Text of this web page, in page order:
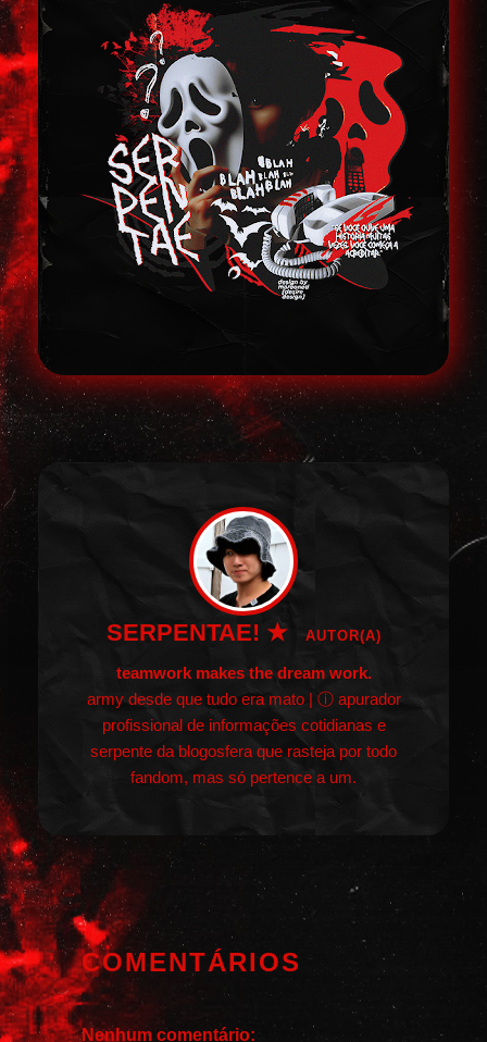
SERPENTAE! ★ AUTOR(A)
teamwork makes the dream work.
army desde que tudo era mato | ⓘ apurador
profissional de informações cotidianas e
serpente da blogosfera que rasteja por todo
fandom, mas só pertence a um.
COMENTÁRIOS
Nenhum comentário: